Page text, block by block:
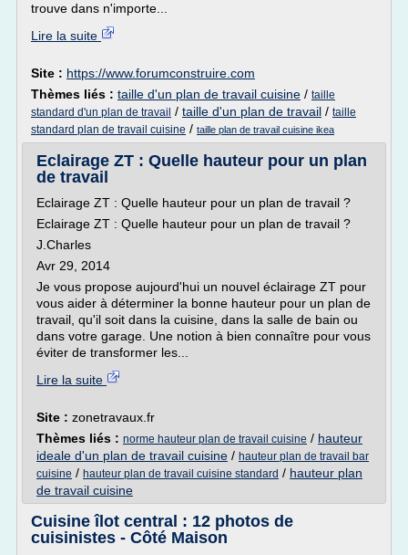
trouve dans n'importe...
Lire la suite
Site : https://www.forumconstruire.com
Thèmes liés : taille d'un plan de travail cuisine / taille
standard d'un plan de travail / taille d'un plan de travail / taille
standard plan de travail cuisine / taille plan de travail cuisine ikea
Eclairage ZT : Quelle hauteur pour un plan
de travail
Eclairage ZT : Quelle hauteur pour un plan de travail ?
Eclairage ZT : Quelle hauteur pour un plan de travail ?
J.Charles
Avr 29, 2014
Je vous propose aujourd'hui un nouvel éclairage ZT pour
vous aider à déterminer la bonne hauteur pour un plan de
travail, qu'il soit dans la cuisine, dans la salle de bain ou
dans votre garage. Une notion à bien connaître pour vous
éviter de transformer les...
Lire la suite
Site : zonetravaux.fr
Thèmes liés : norme hauteur plan de travail cuisine / hauteur
ideale d'un plan de travail cuisine / hauteur plan de travail bar
cuisine / hauteur plan de travail cuisine standard / hauteur plan
de travail cuisine
Cuisine îlot central : 12 photos de
cuisinistes - Côté Maison